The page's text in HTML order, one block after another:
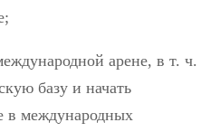
арене, в т. ч.
базу и начать
в международных